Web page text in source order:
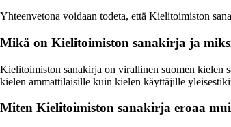
Yhteenvetona voidaan todeta, että Kielitoimiston
Mikä on Kielitoimiston sanakirja ja
Kielitoimiston sanakirja on virallinen suomen kielen
kielen ammattilaisille kuin kielen käyttäjille
Miten Kielitoimiston sanakirja eroaa